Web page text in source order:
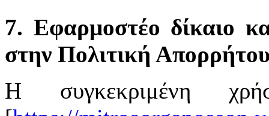
7. Εφαρμοστέο δίκαιο
στην Πολιτική
Η συγκεκριμένη